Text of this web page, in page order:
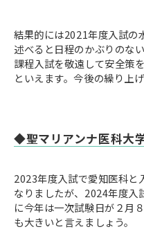
結果的には2021年度入試の
述べると日程のかぶりのな
課程入試を敬遠して安全策
といえます。今後の繰り上
◆聖マリアンナ医科大
2023年度入試で愛知医科と
なりましたが、2024年度入
に今年は一次試験日が２月
も大きいと言えましょう。